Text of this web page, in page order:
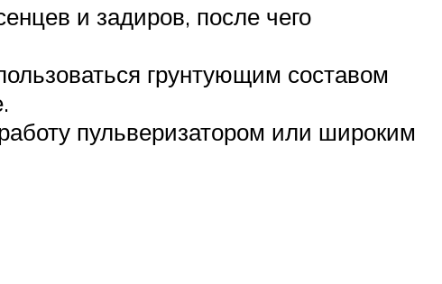
и задиров, после чего
грунтующим составом
пульверизатором или широким